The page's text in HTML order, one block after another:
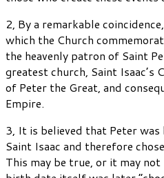
2, By a remarkable
which the Church
the heavenly patron of Saint
greatest church, Saint Isaac’s
of Peter the Great, and
Empire.
3, It is believed that Peter
Saint Isaac and therefore
This may be true, or it may